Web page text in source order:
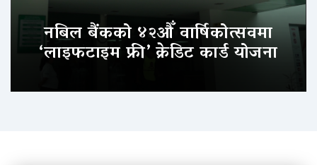
नबिल बैंकको ४२औँ वार्षिकोत्सवमा
‘लाइफटाइम फ्री’ क्रेडिट कार्ड योजना